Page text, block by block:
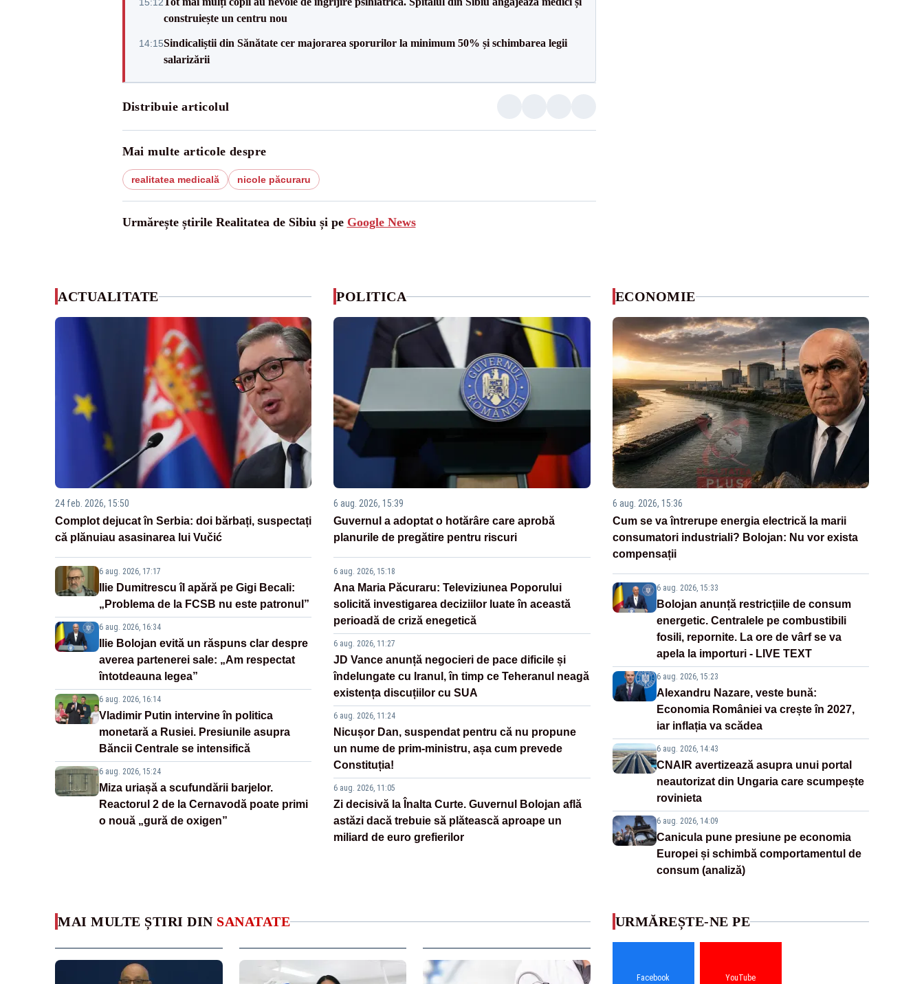
construiește un centru nou
14:15Sindicaliștii din Sănătate cer majorarea sporurilor la minimum 50% și schimbarea legii
salarizării
Distribuie articolul
Mai multe articole despre
realitatea medicală nicole păcuraru
Urmărește știrile Realitatea de Sibiu și pe Google News
ACTUALITATE
24 feb. 2026, 15:50
Complot dejucat în Serbia: doi bărbați, suspectați
că plănuiau asasinarea lui Vučić
6 aug. 2026, 17:17
Ilie Dumitrescu îl apără pe Gigi Becali:
„Problema de la FCSB nu este patronul”
6 aug. 2026, 16:34
Ilie Bolojan evită un răspuns clar despre
averea partenerei sale: „Am respectat
întotdeauna legea”
6 aug. 2026, 16:14
Vladimir Putin intervine în politica
monetară a Rusiei. Presiunile asupra
Băncii Centrale se intensifică
6 aug. 2026, 15:24
Miza uriașă a scufundării barjelor.
Reactorul 2 de la Cernavodă poate primi
o nouă „gură de oxigen”
POLITICA
6 aug. 2026, 15:39
Guvernul a adoptat o hotărâre care aprobă
planurile de pregătire pentru riscuri
6 aug. 2026, 15:18
Ana Maria Păcuraru: Televiziunea Poporului
solicită investigarea deciziilor luate în această
perioadă de criză enegetică
6 aug. 2026, 11:27
JD Vance anunță negocieri de pace dificile și
îndelungate cu Iranul, în timp ce Teheranul neagă
existența discuțiilor cu SUA
6 aug. 2026, 11:24
Nicușor Dan, suspendat pentru că nu propune
un nume de prim-ministru, așa cum prevede
Constituția!
6 aug. 2026, 11:05
Zi decisivă la Înalta Curte. Guvernul Bolojan află
astăzi dacă trebuie să plătească aproape un
miliard de euro grefierilor
ECONOMIE
6 aug. 2026, 15:36
Cum se va întrerupe energia electrică la marii
consumatori industriali? Bolojan: Nu vor exista
compensații
6 aug. 2026, 15:33
Bolojan anunță restricțiile de consum
energetic. Centralele pe combustibili
fosili, repornite. La ore de vârf se va
apela la importuri - LIVE TEXT
6 aug. 2026, 15:23
Alexandru Nazare, veste bună:
Economia României va crește în 2027,
iar inflația va scădea
6 aug. 2026, 14:43
CNAIR avertizează asupra unui portal
neautorizat din Ungaria care scumpește
rovinieta
6 aug. 2026, 14:09
Canicula pune presiune pe economia
Europei și schimbă comportamentul de
consum (analiză)
MAI MULTE ȘTIRI DIN SANATATE URMĂREȘTE-NE PE
Facebook YouTube